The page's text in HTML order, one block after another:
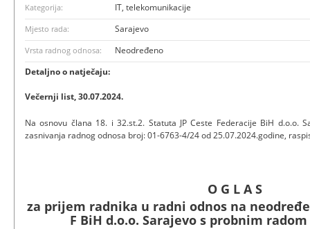
Kategorija: IT, telekomunikacije
Mjesto rada: Sarajevo
Vrsta radnog odnosa:
Neodređeno
Detaljno o natječaju:
Večernji list, 30.07.2024.
Na osnovu člana 18. i 32.st.2. Statuta JP Ceste Federacije BiH d.o.o.
zasnivanja radnog odnosa broj: 01-6763-4/24 od 25.07.2024.godine,
O G L A S
za prijem radnika u radni odnos na
F BiH d.o.o. Sarajevo s probnim